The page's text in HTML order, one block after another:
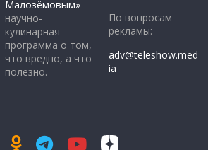
Малозёмовым» —
научно-
кулинарная
программа о том,
что вредно, а что
полезно.
По вопросам
рекламы:
adv@teleshow.med
ia